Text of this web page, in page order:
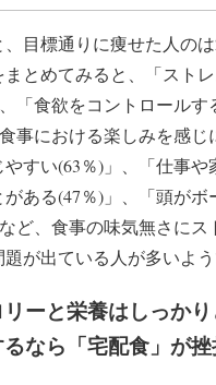
、目標通りに痩せた人の
まとめてみると、「スト
「食欲をコントロールす
事における楽しみを感じ
やすい(63％)」、「仕事
ある(47％)」、「頭が
ど、食事の味気無さにス
が出ている人が多いよう
ーと栄養はしっか
なら「宅配食」が挫